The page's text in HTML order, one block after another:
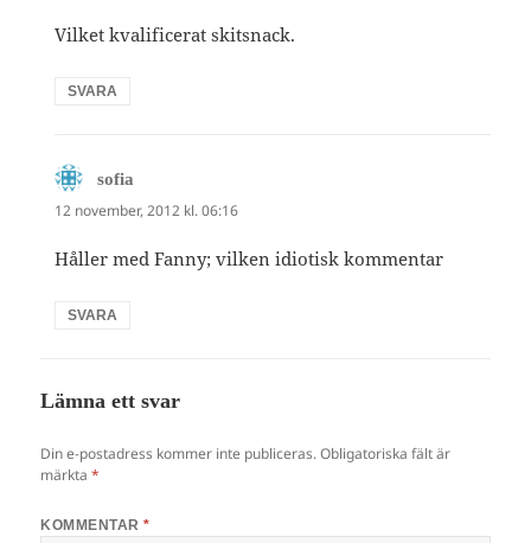
Vilket kvalificerat skitsnack.
SVARA
sofia
12 november, 2012 kl. 06:16
Håller med Fanny; vilken idiotisk kommentar
SVARA
Lämna ett svar
Din e-postadress kommer inte publiceras. Obligatoriska fält är
märkta*
KOMMENTAR*